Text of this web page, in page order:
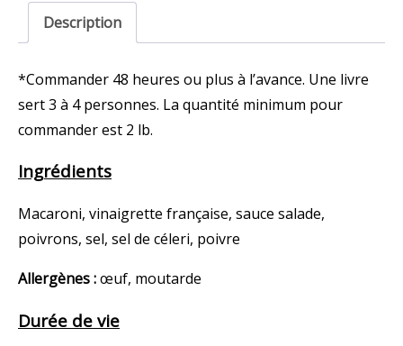
Description
*Commander 48 heures ou plus à l’avance. Une livre
sert 3 à 4 personnes. La quantité minimum pour
commander est 2 lb.
Ingrédients
Macaroni, vinaigrette française, sauce salade,
poivrons, sel, sel de céleri, poivre
Allergènes :œuf, moutarde
Durée de vie